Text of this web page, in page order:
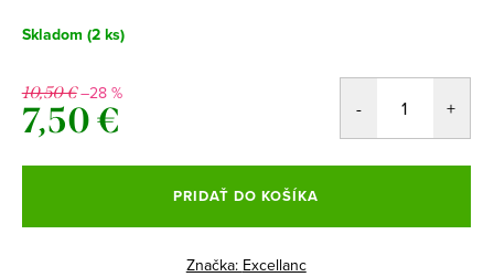
Skladom (2 ks)
10,50 €–28 %
7,50 €
cena:
PRIDAŤ DO KOŠÍKA
Značka: Excellanc